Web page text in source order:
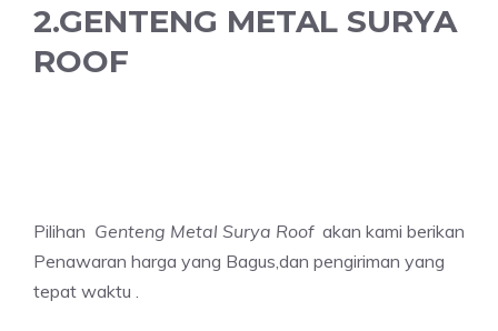
2.GENTENG METAL SURYA
ROOF
Pilihan Genteng Metal Surya Roof akan kami berikan
Penawaran harga yang Bagus,dan pengiriman yang
tepat waktu .